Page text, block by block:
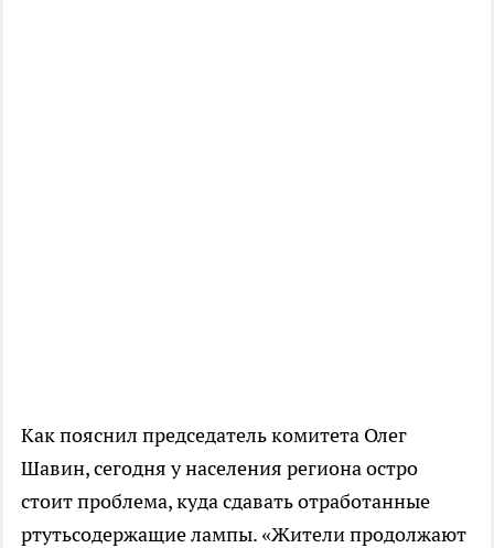
Как пояснил председатель комитета Олег
Шавин, сегодня у населения региона остро
стоит проблема, куда сдавать отработанные
ртутьсодержащие лампы. «Жители продолжают